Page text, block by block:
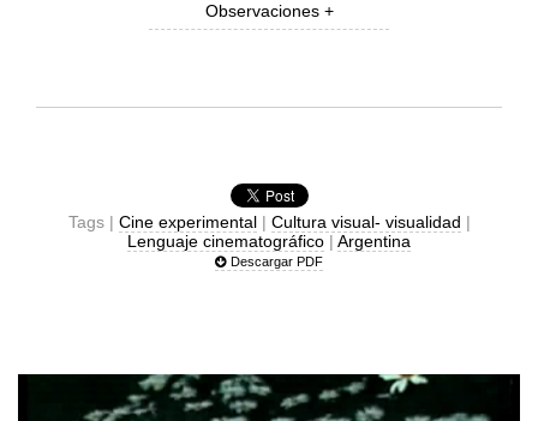
Observaciones +
Tags | Cine experimental| Cultura visual- visualidad |
Lenguaje cinematográfico | Argentina
Descargar PDF